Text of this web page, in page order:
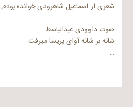
شعری از اسماعیل شاهرودی خوانده بودم:
…
صوت داوودی عبدالباسط
شانه بر شانه آوای پریسا میرفت
…